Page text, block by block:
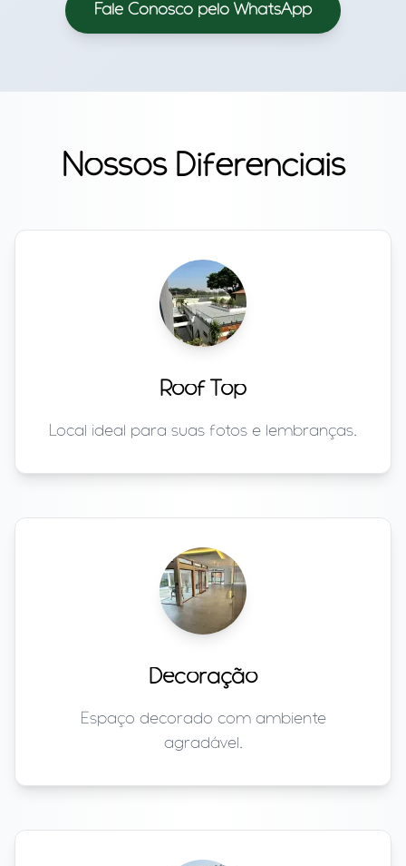
Fale Conosco pelo WhatsApp
Nossos Diferenciais
Roof Top
Local ideal para suas fotos e lembranças.
Decoração
Espaço decorado com ambiente
agradável.